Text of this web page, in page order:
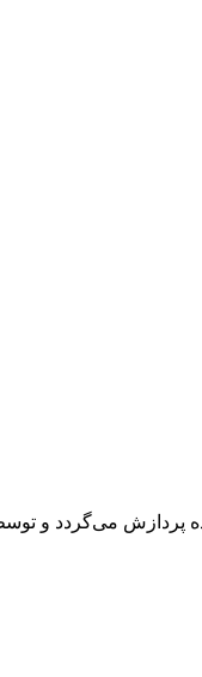
می‌گردد و